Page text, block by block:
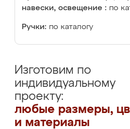
навески, освещение : по
Ручки: по каталогу
Изготовим по
индивидуальному
проекту:
любые размеры,
и материалы